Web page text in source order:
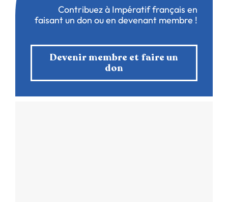
Contribuez à Impératif français en
faisant un don ou en devenant membre !
Devenir membre et faire un
don